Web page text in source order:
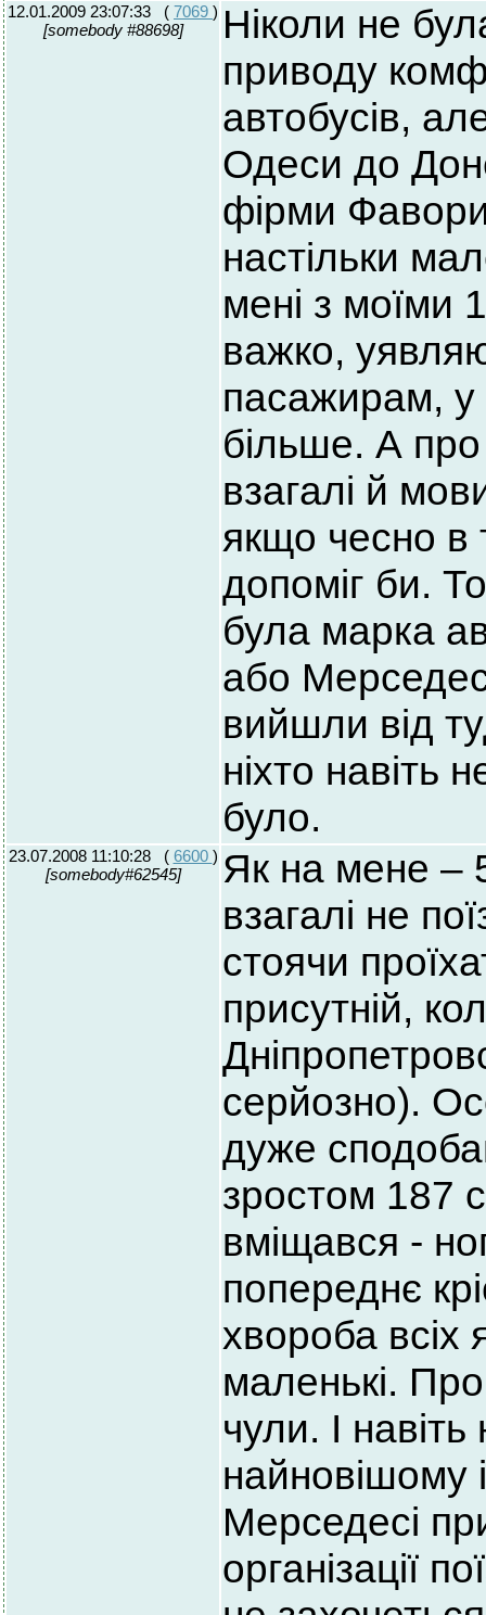
12.01.2009 23:07:33 ( 7069 )
[somebody #88698]
Ніколи не
приводу
автобусів,
Одеси до
фірми
настільки
мені з моїми
важко,
пасажирам, у
більше. А про
взагалі й
якщо чесно в
допоміг би.
була марка
або
вийшли від
ніхто навіть
було.
23.07.2008 11:10:28 ( 6600 )
[somebody#62545]
Як на мене –
взагалі не
стоячи
присутній,
серйозно).
дуже
зростом 187
вміщався -
попереднє
хвороба всіх
маленькі.
чули. І
найновішому
Мерседесі
організації